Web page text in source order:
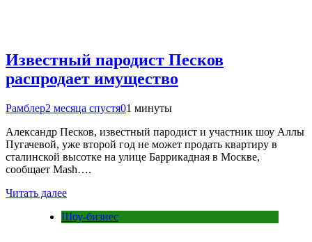
Известный пародист Песков
распродает имущество
Рамблер2 месяца спустя01 минуты
Александр Песков, известный пародист и участник шоу Аллы
Пугачевой, уже второй год не может продать квартиру в
сталинской высотке на улице Баррикадная в Москве,
сообщает Mash….
Читать далее
Шоу-бизнес